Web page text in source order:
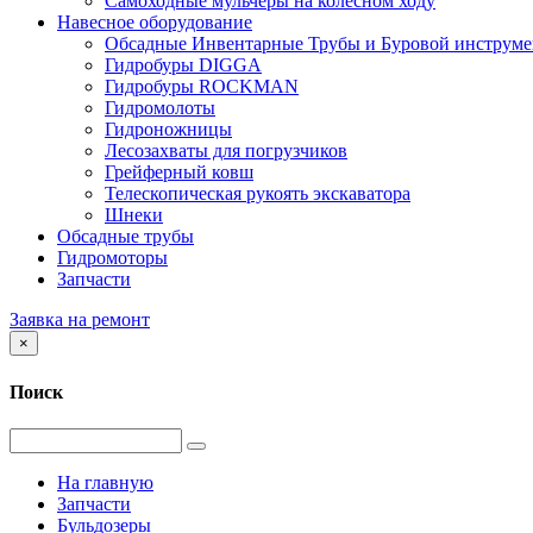
Навесное оборудование
Обсадные Инвентарные Трубы и Буровой
Гидробуры DIGGA
Гидробуры ROCKMAN
Гидромолоты
Гидроножницы
Лесозахваты для погрузчиков
Грейферный ковш
Телескопическая рукоять экскаватора
Шнеки
Обсадные трубы
Гидромоторы
Запчасти
Заявка на ремонт
×
Поиск
На главную
Запчасти
Бульдозеры